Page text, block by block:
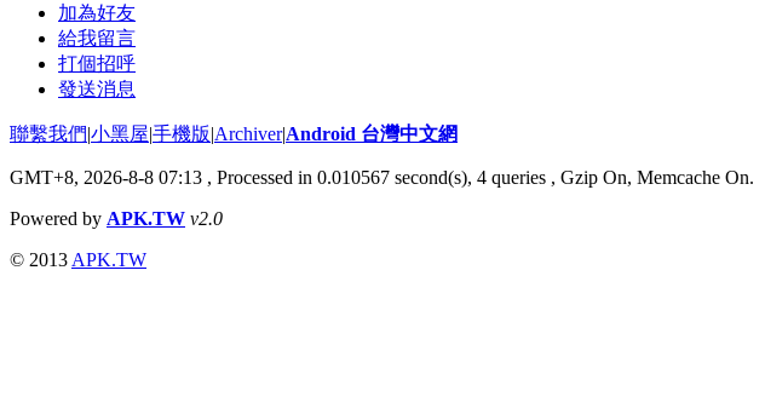
加為好友
給我留言
打個招呼
發送消息
聯繫我們|小黑屋|手機版|Archiver|Android 台灣中文網
GMT+8, 2026-8-8 07:13 , Processed in 0.010567 second(s), 4 queries , Gzip On, Memcache On.
Powered by APK.TW v2.0
© 2013 APK.TW